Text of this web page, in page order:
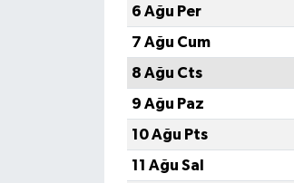
6 Ağu Per
7 Ağu Cum
8 Ağu Cts
9 Ağu Paz
10 Ağu Pts
11 Ağu Sal